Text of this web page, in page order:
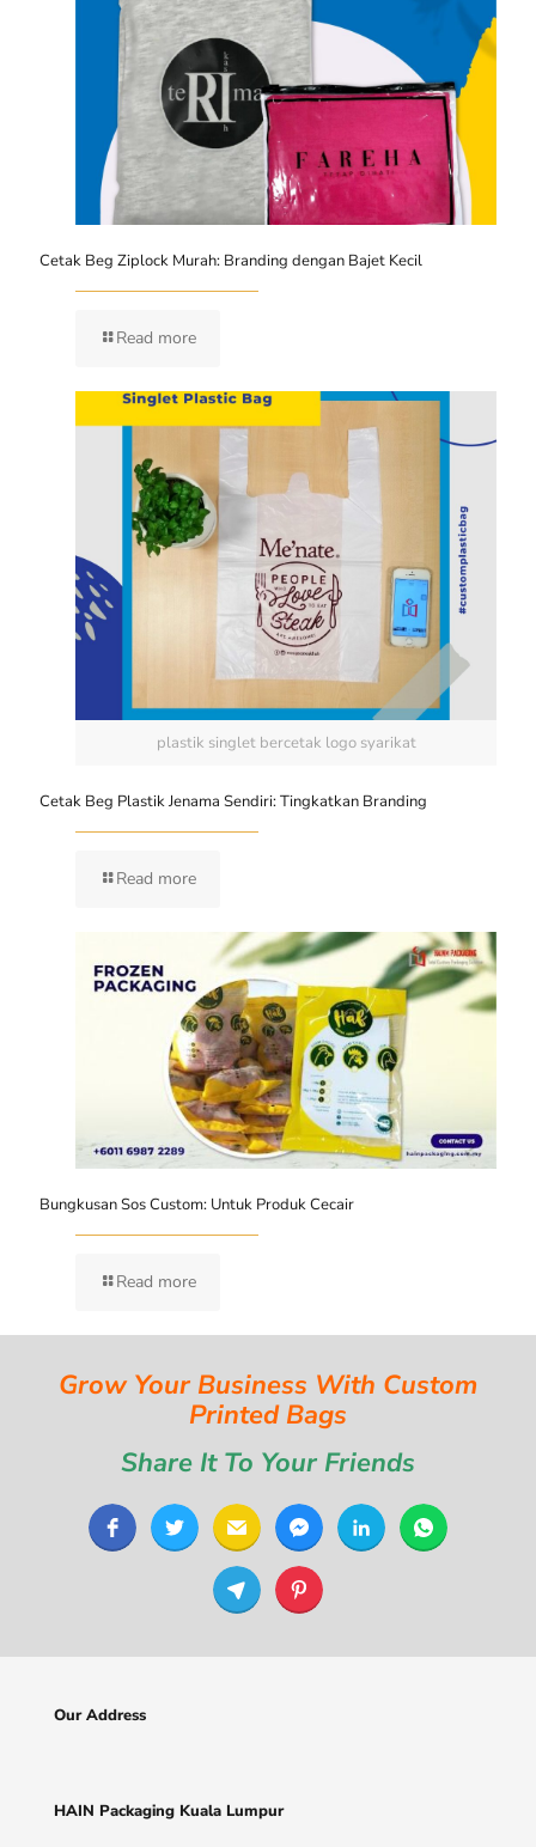
Cetak Beg Ziplock Murah: Branding dengan Bajet Kecil
Read more
plastik singlet bercetak logo syarikat
Cetak Beg Plastik Jenama Sendiri: Tingkatkan Branding
Read more
Bungkusan Sos Custom: Untuk Produk Cecair
Read more
Grow Your Business With Custom
Printed Bags
Share It To Your Friends
Our Address
HAIN Packaging Kuala Lumpur